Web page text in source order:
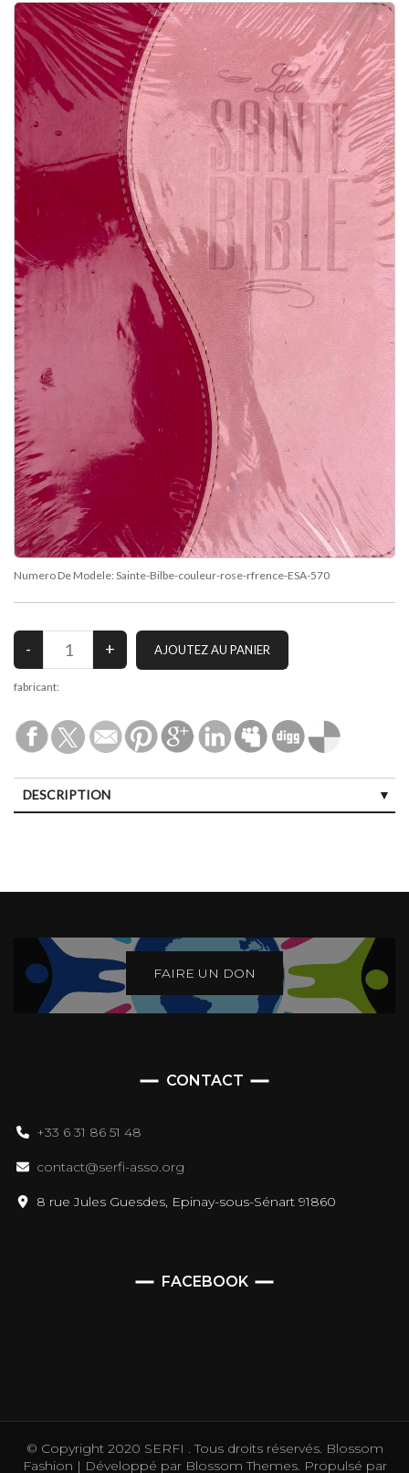
Numero De Modele: Sainte-Bilbe-couleur-rose-rfrence-ESA-570
fabricant:
DESCRIPTION
FAIRE UN DON
CONTACT
+33 6 31 86 51 48
contact@serfi-asso.org
8 rue Jules Guesdes, Epinay-sous-Sénart 91860
FACEBOOK
© Copyright 2020 SERFI . Tous droits réservés. Blossom
Fashion | Développé parBlossom Themes. Propulsé par